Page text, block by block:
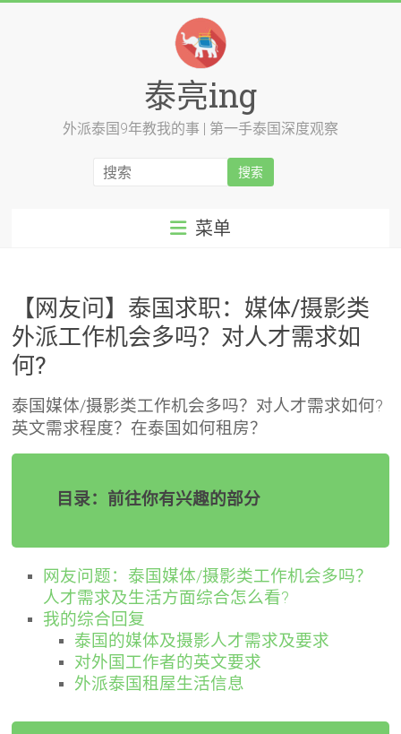
泰亮ing
外派泰国9年教我的事 | 第一手泰国深度观察
菜单
【网友问】泰国求职：媒体/摄影类
外派工作机会多吗？对人才需求如
何?
泰国媒体/摄影类工作机会多吗？对人才需求如何?
英文需求程度？在泰国如何租房？
目录：前往你有兴趣的部分
网友问题：泰国媒体/摄影类工作机会多吗？
人才需求及生活方面综合怎么看?
我的综合回复
泰国的媒体及摄影人才需求及要求
对外国工作者的英文要求
外派泰国租屋生活信息